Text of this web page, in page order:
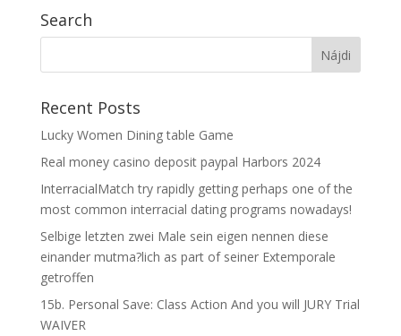
Search
Recent Posts
Lucky Women Dining table Game
Real money casino deposit paypal Harbors 2024
InterracialMatch try rapidly getting perhaps one of the
most common interracial dating programs nowadays!
Selbige letzten zwei Male sein eigen nennen diese
einander mutma?lich as part of seiner Extemporale
getroffen
15b. Personal Save: Class Action And you will JURY Trial
WAIVER